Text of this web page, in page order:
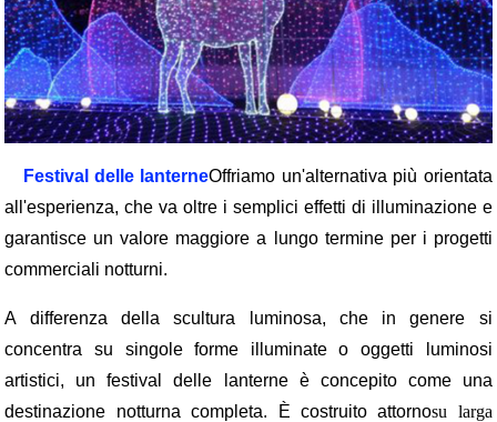
Festival delle lanterneOffriamo un'alternativa più orientata
all'esperienza, che va oltre i semplici effetti di illuminazione e
garantisce un valore maggiore a lungo termine per i progetti
commerciali notturni.
A differenza della scultura luminosa, che in genere si
concentra su singole forme illuminate o oggetti luminosi
artistici, un festival delle lanterne è concepito come una
destinazione notturna completa. È costruito attornosu larga